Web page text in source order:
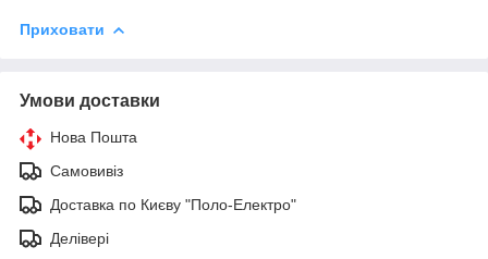
Приховати
Умови доставки
Нова Пошта
Самовивіз
Доставка по Києву "Поло-Електро"
Делівері